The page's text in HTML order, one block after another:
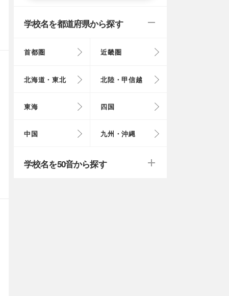
学校名を都道府県から探す
首都圏 近畿圏
北海道・東北 北陸・甲信越
東海 四国
中国 九州・沖縄
学校名を50音から探す